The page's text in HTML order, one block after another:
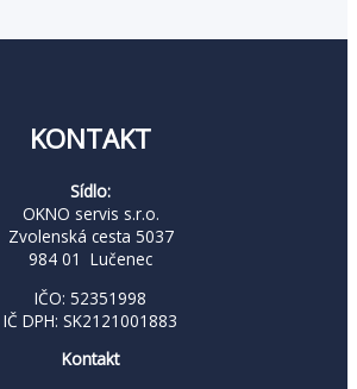
KONTAKT
Sídlo:
OKNO servis s.r.o.
Zvolenská cesta 5037
984 01 Lučenec
IČO: 52351998
IČ DPH: SK2121001883
Kontakt